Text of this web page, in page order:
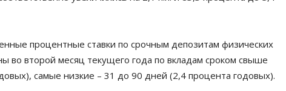
процентные ставки по срочным депозитам физических
во второй месяц текущего года по вкладам сроком свыше
самые низкие – 31 до 90 дней (2,4 процента годовых).